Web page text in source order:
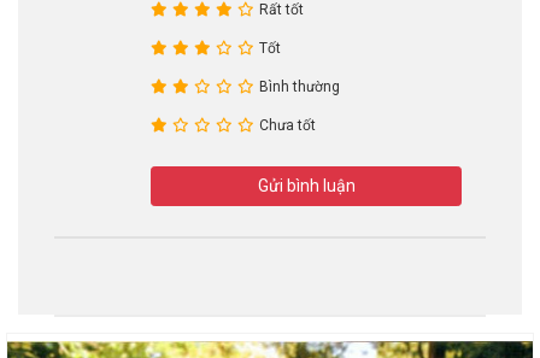
Rất tốt
Tốt
Bình thường
Chưa tốt
Gửi bình luận